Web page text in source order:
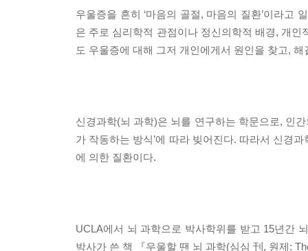
우울증을 흔히 ‘마음의 골절, 마음의 질환’이라고
은 주로 심리학적 관점이나 정신의학적 배경, 개인
도 우울증에 대해 그저 개인에게서 원인을 찾고,
신경과학(뇌 과학)은 뇌를 연구하는 학문으로, 인
가 작동하는 방식’에 따라 빚어진다. 따라서 신경
에 의한 질환이다.
UCLA에서 뇌 과학으로 박사학위를 받고 15년간
박사가 쓴 책 『우울할 땐 뇌 과학(심심 刊, 원제: